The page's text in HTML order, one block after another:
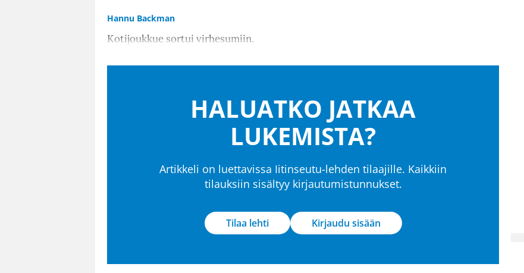
Hannu Backman
Kotijoukkue sortui virhesumiin.
HALUATKO JATKAA
LUKEMISTA?
Artikkeli on luettavissa Iitinseutu-lehden tilaajille. Kaikkiin
tilauksiin sisältyy kirjautumistunnukset.
Tilaa lehti Kirjaudu sisään